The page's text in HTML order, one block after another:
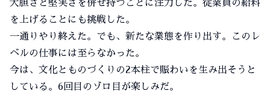
大胆さと堅実さを併せ持つことに注力した。従業員の給料
を上げることにも挑戦した。
一通りやり終えた。でも、新たな業態を作り出す。このレ
ベルの仕事には至らなかった。
今は、文化とものづくりの2本柱で賑わいを生み出そうと
している。6回目のゾロ目が楽しみだ。